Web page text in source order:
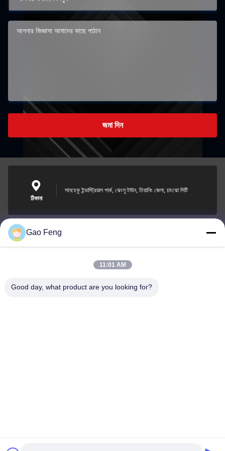
জমা দিন
ঠিকানা
সানহেকু ইন্ডাস্ট্রিয়াল পার্ক, ঝেংলু টাউন, তিয়ানিং জেলা, চাংঝো সিটি
suli@sulidry.com
Gao Feng
11:01 AM
Good day, what product are you looking for?